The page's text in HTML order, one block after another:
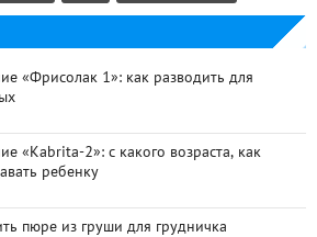
«Фрисолак 1»: как разводить для
«Kabrita-2»: с какого возраста, как
ребенку
пюре из груши для грудничка